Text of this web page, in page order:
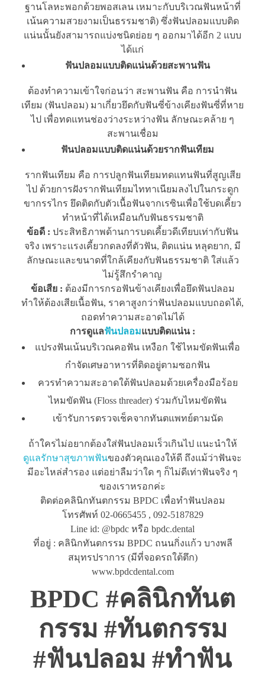
ฐานโลหะพอกด้วยพอสเลน เหมาะกับบริเวณฟันหน้าที่
เน้นความสวยงามเป็นธรรมชาติ) ซึ่งฟันปลอมแบบติด
แน่นนั้นยังสามารถแบ่งชนิดย่อย ๆ ออกมาได้อีก 2 แบบ
ได้แก่
ฟันปลอมแบบติดแน่นด้วยสะพานฟัน
ต้องทำความเข้าใจก่อนว่า สะพานฟัน คือ การนำฟัน
เทียม (ฟันปลอม) มาเกี่ยวยึดกับฟันซี่ข้างเคียงฟันซี่ที่หาย
ไป เพื่อทดแทนช่องว่างระหว่างฟัน ลักษณะคล้าย ๆ
สะพานเชื่อม
ฟันปลอมแบบติดแน่นด้วยรากฟันเทียม
รากฟันเทียม คือ การปลูกฟันเทียมทดแทนฟันที่สูญเสีย
ไป ด้วยการฝังรากฟันเทียมไททาเนียมลงไปในกระดูก
ขากรรไกร ยึดติดกับตัวเนื้อฟันจากเรซินเพื่อใช้บดเคี้ยว
ทำหน้าที่ได้เหมือนกับฟันธรรมชาติ
ข้อดี : ประสิทธิภาพด้านการบดเคี้ยวดีเทียบเท่ากับฟัน
จริง เพราะเเรงเคี้ยวกดลงที่ตัวฟัน, ติดแน่น หลุดยาก, มี
ลักษณะและขนาดที่ใกล้เคียงกับฟันธรรมชาติ ใส่แล้ว
ไม่รู้สึกรำคาญ
ข้อเสีย : ต้องมีการกรอฟันข้างเคียงเพื่อยึดฟันปลอม
ทำให้ต้องเสียเนื้อฟัน, ราคาสูงกว่าฟันปลอมแบบถอดได้,
ถอดทำความสะอาดไม่ได้
การดูแลฟันปลอมแบบติดแน่น :
แปรงฟันเน้นบริเวณคอฟัน เหงือก ใช้ไหมขัดฟันเพื่อ
กำจัดเศษอาหารที่ติดอยู่ตามซอกฟัน
ควรทำความสะอาดใต้ฟันปลอมด้วยเครื่องมือร้อย
ไหมขัดฟัน (Floss threader) ร่วมกับไหมขัดฟัน
เข้ารับการตรวจเช็คจากทันตแพทย์ตามนัด
ถ้าใครไม่อยากต้องใส่ฟันปลอมเร็วเกินไป แนะนำให้
ดูแลรักษาสุขภาพฟันของตัวคุณเองให้ดี ถึงแม้ว่าฟันจะ
มีอะไหล่สำรอง แต่อย่าลืมว่าใด ๆ ก็ไม่ดีเท่าฟันจริง ๆ
ของเราหรอกค่ะ
ติดต่อคลินิกทันตกรรม BPDC เพื่อทำฟันปลอม
โทรศัพท์ 02-0665455 , 092-5187829
Line id: @bpdc หรือ bpdc.dental
ที่อยู่ : คลินิกทันตกรรม BPDC ถนนกิ่งแก้ว บางพลี
สมุทรปราการ (มีที่จอดรถใต้ตึก)
www.bpdcdental.com
BPDC #คลินิกทันต
กรรม #ทันตกรรม
#ฟันปลอม #ทำฟัน